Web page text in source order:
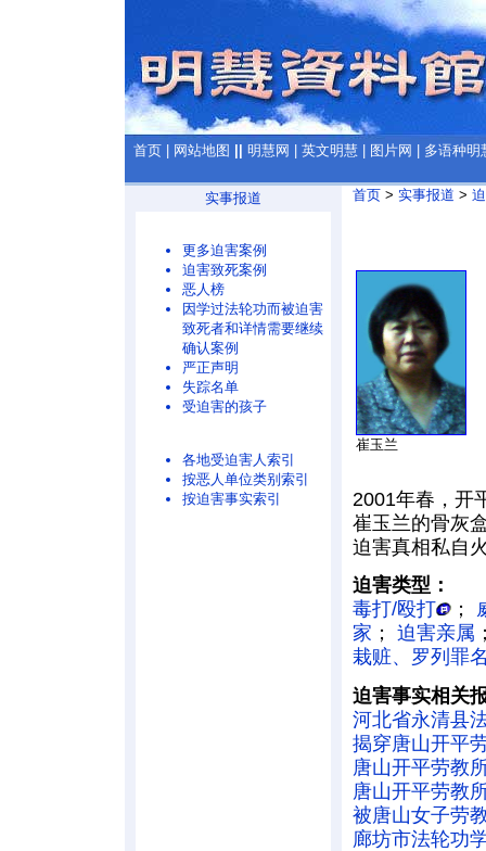
首页 网站地图 明慧网 英文明慧 图片网 多语种明
实事报道
更多迫害案例
迫害致死案例
恶人榜
因学过法轮功而被迫害
致死者和详情需要继续
确认案例
严正声明
失踪名单
受迫害的孩子
各地受迫害人索引
按恶人单位类别索引
按迫害事实索引
首页 > 实事报道 >
崔玉兰
2001年春，开
崔玉兰的骨灰
迫害真相私自
迫害类型：
毒打/殴打
；
家 ； 迫害亲属
栽赃、罗列罪
迫害事实相关
河北省永清县
揭穿唐山开平
唐山开平劳教
唐山开平劳教
被唐山女子劳
廊坊市法轮功